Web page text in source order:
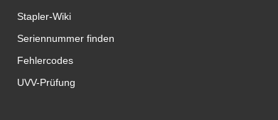
Stapler-Wiki
Seriennummer finden
Fehlercodes
UVV-Prüfung